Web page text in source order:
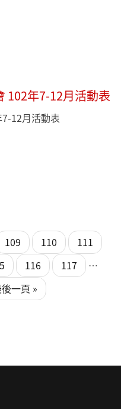
102年7-12月活動表
7-12月活動表
109 110
111
116 117
…
一頁 »